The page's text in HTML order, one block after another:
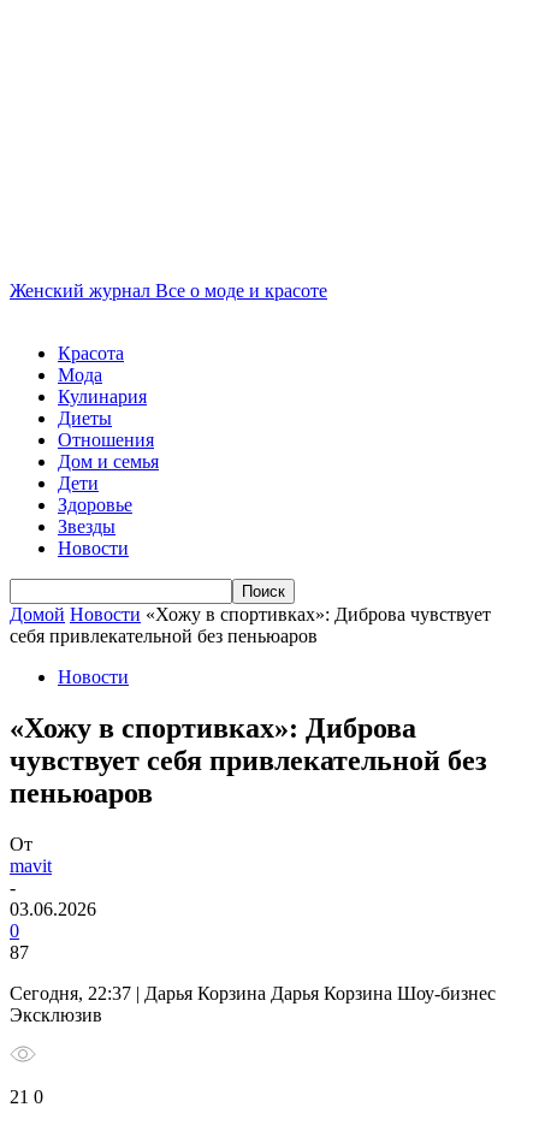
Женский журнал Все о моде и красоте
Красота
Мода
Кулинария
Диеты
Отношения
Дом и семья
Дети
Здоровье
Звезды
Новости
Домой Новости «Хожу в спортивках»: Диброва чувствует
себя привлекательной без пеньюаров
Новости
«Хожу в спортивках»: Диброва
чувствует себя привлекательной без
пеньюаров
От
mavit
-
03.06.2026
0
87
Сегодня, 22:37 | Дарья Корзина Дарья Корзина Шоу-бизнес
Эксклюзив
21 0